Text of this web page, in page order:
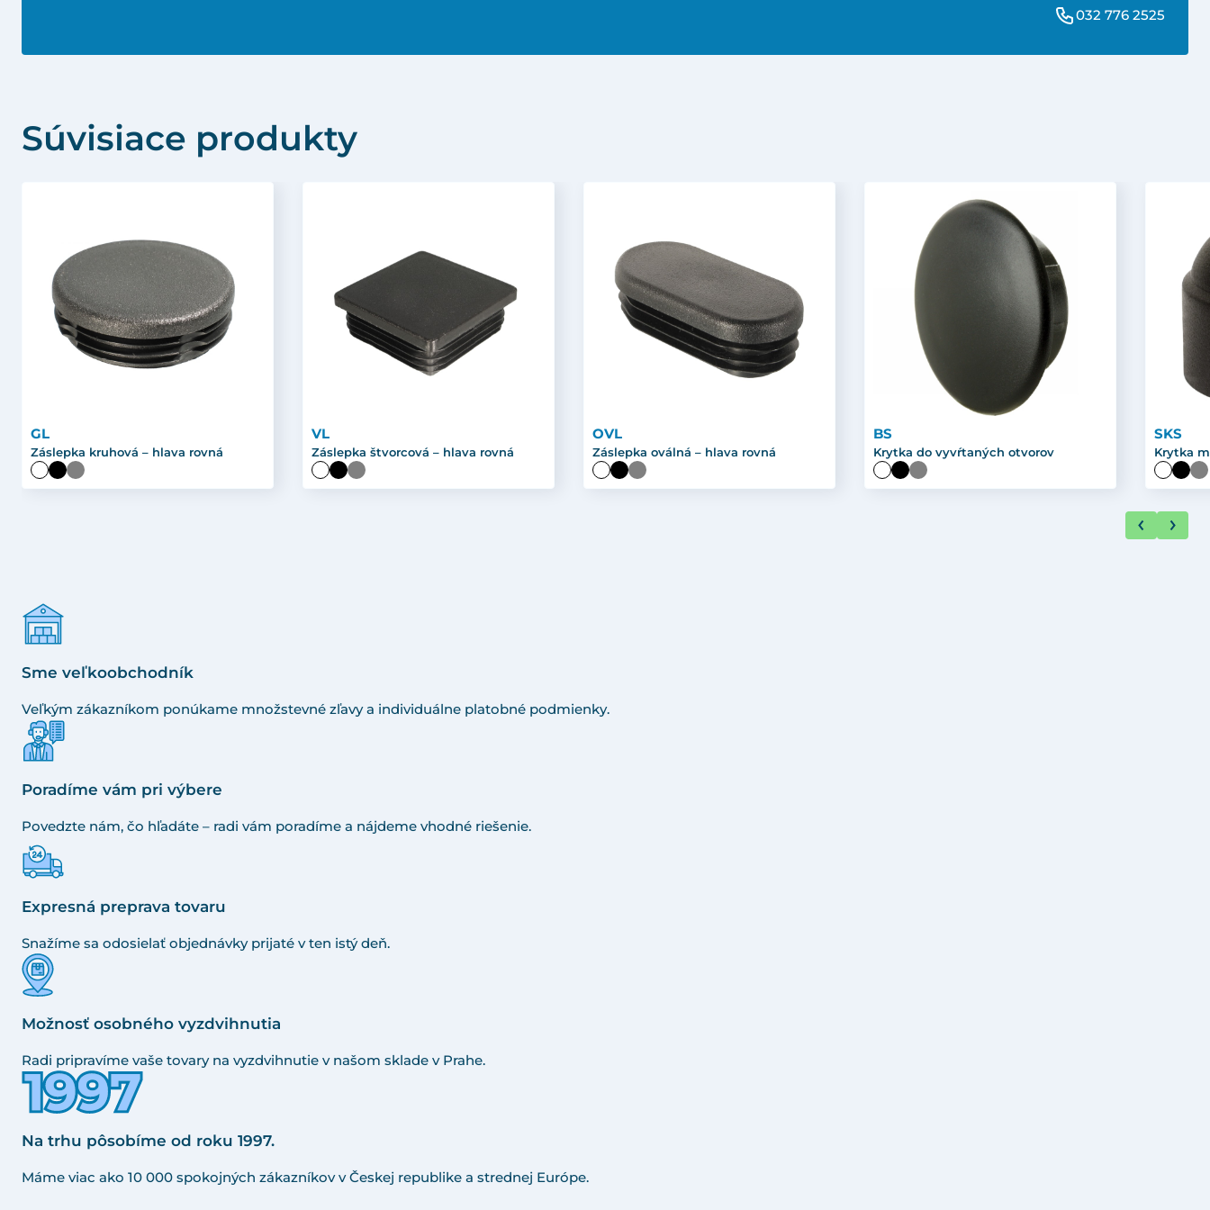
032 776 2525
Súvisiace produkty
GL
Záslepka kruhová – hlava rovná
VL
Záslepka štvorcová – hlava rovná
OVL
Záslepka oválná – hlava rovná
BS
Krytka do vyvŕtaných otvorov
SKS
Krytka
Sme veľkoobchodník
Veľkým zákazníkom ponúkame množstevné zľavy a individuálne platobné podmienky.
Poradíme vám pri výbere
Povedzte nám, čo hľadáte – radi vám poradíme a nájdeme vhodné riešenie.
Expresná preprava tovaru
Snažíme sa odosielať objednávky prijaté v ten istý deň.
Možnosť osobného vyzdvihnutia
Radi pripravíme vaše tovary na vyzdvihnutie v našom sklade v Prahe.
Na trhu pôsobíme od roku 1997.
Máme viac ako 10 000 spokojných zákazníkov v Českej republike a strednej Európe.